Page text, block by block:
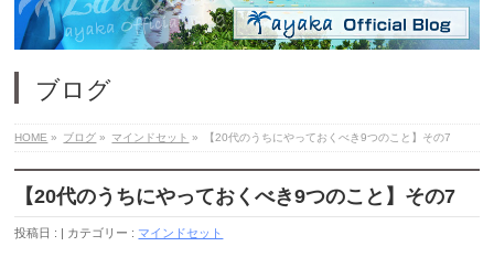
ブログ
HOME » ブログ » マインドセット » 【20代のうちにやっておくべき9つのこと】その7
【20代のうちにやっておくべき9つのこと】その7
投稿日 : カテゴリー : マインドセット